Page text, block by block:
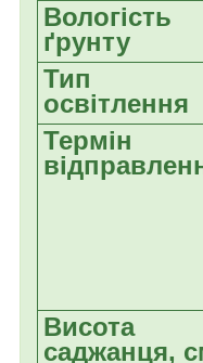
Вологість
ґрунту
Тип
освітлення
Термін
Висота
саджанця,